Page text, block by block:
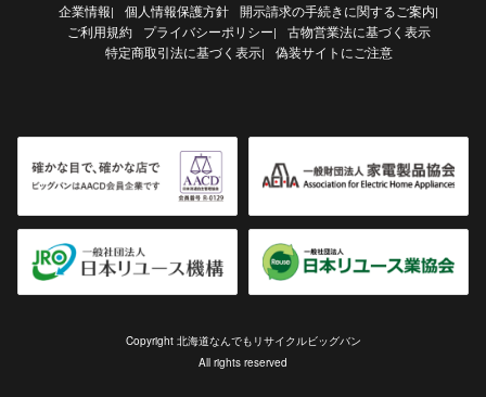
企業情報| 個人情報保護方針 開示請求の手続きに関するご案内|
ご利用規約 プライバシーポリシー|
古物営業法に基づく表示
特定商取引法に基づく表示| 偽装サイトにご注意
Copyright 北海道なんでもリサイクルビッグバン
All rights reserved